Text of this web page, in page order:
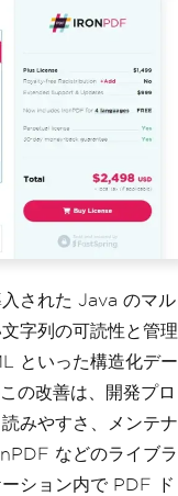
された Java のマル
字列の可読性と管理
といった構造化デー
の改善は、開発プロ
みやすさ、メンテナ
などのライブラ
ション内で PDF ド